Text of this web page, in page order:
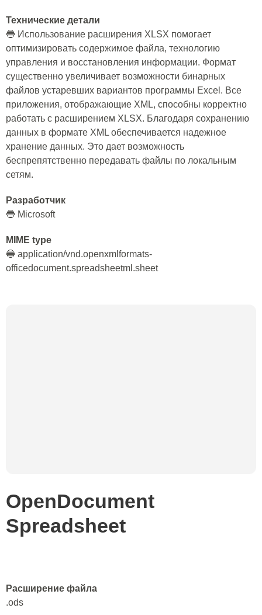
Технические детали
🔵 Использование расширения XLSX помогает
оптимизировать содержимое файла, технологию
управления и восстановления информации. Формат
существенно увеличивает возможности бинарных
файлов устаревших вариантов программы Excel. Все
приложения, отображающие XML, способны корректно
работать с расширением XLSX. Благодаря сохранению
данных в формате XML обеспечивается надежное
хранение данных. Это дает возможность
беспрепятственно передавать файлы по локальным
сетям.
Разработчик
🔵 Microsoft
MIME type
🔵 application/vnd.openxmlformats-
officedocument.spreadsheetml.sheet
OpenDocument
Spreadsheet
Расширение файла
.ods